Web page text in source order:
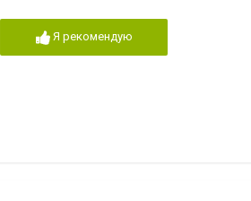
Я рекомендую